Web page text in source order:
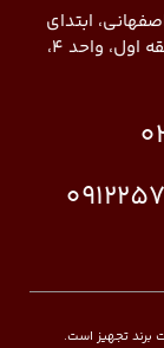
ابتدای
اتوبان همت غرب، جنب کلانتری، پلاک ۲۷، طبقه اول، واحد ۴،
تجهیز است.